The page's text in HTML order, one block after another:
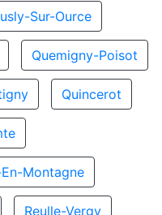
Sur-Ource
Quemigny-Poisot
Quincerot
Montagne
Reulle-Vergy